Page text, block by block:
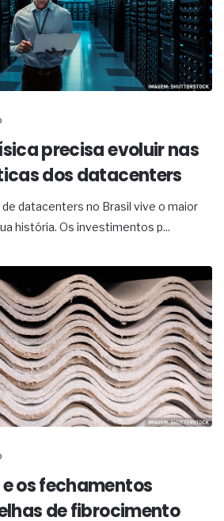
precisa evoluir nas
dos datacenters
de datacenters no Brasil vive o maior
história. Os investimentos p...
os fechamentos
de fibrocimento